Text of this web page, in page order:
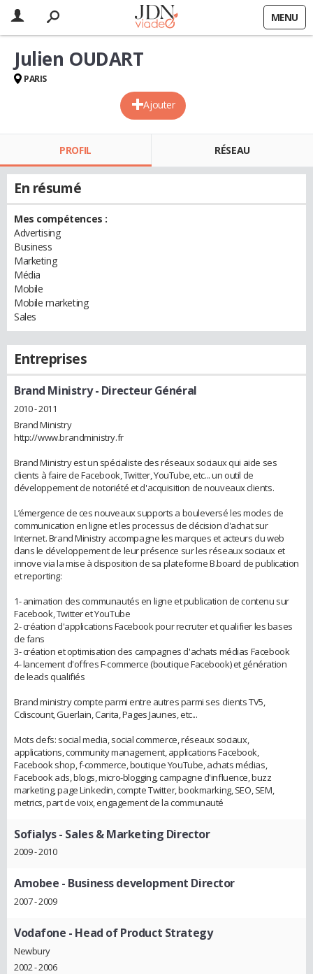
MENU
Ajouter
Julien OUDART
PARIS
PROFIL RÉSEAU
En résumé
Mes compétences :
Advertising
Business
Marketing
Média
Mobile
Mobile marketing
Sales
Entreprises
Brand Ministry- Directeur Général
2010 - 2011
Brand Ministry
http://www.brandministry.fr
Brand Ministry est un spécialiste des réseaux sociaux qui aide ses
clients à faire de Facebook, Twitter, YouTube, etc... un outil de
développement de notoriété et d'acquisition de nouveaux clients.
L’émergence de ces nouveaux supports a bouleversé les modes de
communication en ligne et les processus de décision d'achat sur
Internet. Brand Ministry accompagne les marques et acteurs du web
dans le développement de leur présence sur les réseaux sociaux et
innove via la mise à disposition de sa plateforme B.board de publication
et reporting:
1- animation des communautés en ligne et publication de contenu sur
Facebook, Twitter et YouTube
2- création d'applications Facebook pour recruter et qualifier les bases
de fans
3- création et optimisation des campagnes d'achats médias Facebook
4- lancement d'offres F-commerce (boutique Facebook) et génération
de leads qualifiés
Brand ministry compte parmi entre autres parmi ses clients TV5,
Cdiscount, Guerlain, Carita, Pages Jaunes, etc...
Mots clefs: social media, social commerce, réseaux sociaux,
applications, community management, applications Facebook,
Facebook shop, f-commerce, boutique YouTube, achats médias,
Facebook ads, blogs, micro-blogging, campagne d'influence, buzz
marketing, page Linkedin, compte Twitter, bookmarking, SEO, SEM,
metrics, part de voix, engagement de la communauté
Sofialys- Sales & Marketing Director
2009 - 2010
Amobee - Business development Director
2007 - 2009
Vodafone - Head of Product Strategy
Newbury
2002 - 2006